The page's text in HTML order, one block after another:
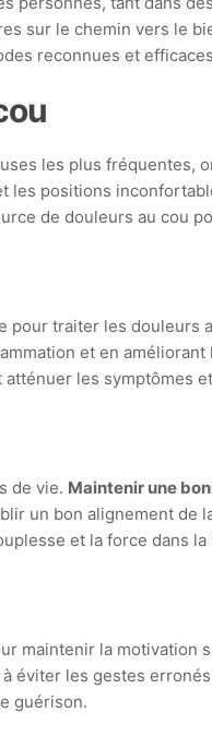
sur le chemin vers le
reconnues et
les plus fréquentes,
les positions
de douleurs au cou
pour traiter les douleurs
et en
atténuer les symptômes
de vie. Maintenir une
un bon alignement de
et la force dans
maintenir la
éviter les gestes
guérison.